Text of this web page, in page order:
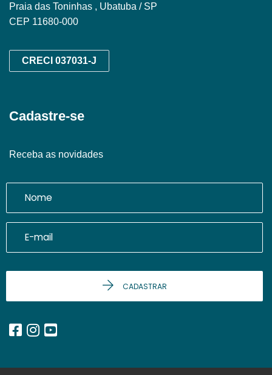
Praia das Toninhas , Ubatuba / SP
CEP 11680-000
CRECI 037031-J
Cadastre-se
Receba as novidades
CADASTRAR